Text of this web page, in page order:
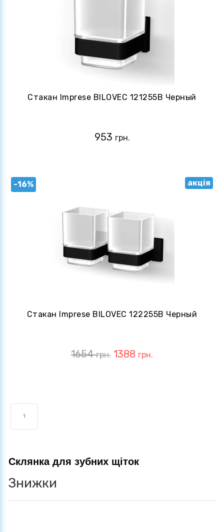
Стакан Imprese BILOVEC 121255B Черный
953 грн.
-16% акція
Стакан Imprese BILOVEC 122255B Черный
1654грн. 1388 грн.
1
Склянка для зубних щіток
Знижки